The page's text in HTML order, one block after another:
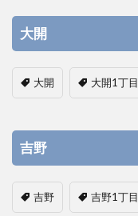
大開
大開 大開1丁目
吉野
吉野 吉野1丁目